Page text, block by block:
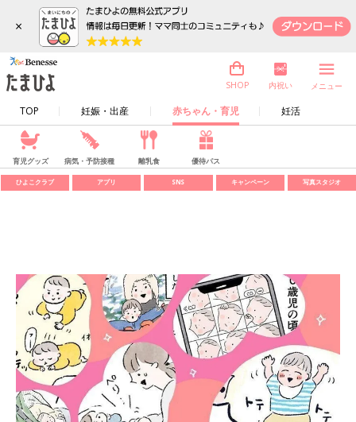
×
TOP 妊娠・出産 赤ちゃん・育児 妊活
SHOP 内祝い メニュー
育児グッズ 病気・予防接種 離乳食 優待パス
ひよこクラブ アプリ SNS キャンペーン 写真スタジオ